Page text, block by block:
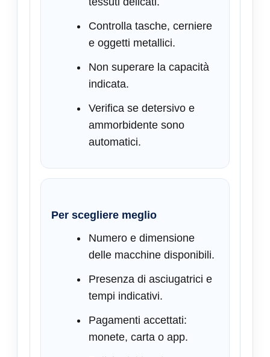
Controlla tasche, cerniere
e oggetti metallici.
Non superare la capacità
indicata.
Verifica se detersivo e
ammorbidente sono
automatici.
Per scegliere meglio
Numero e dimensione
delle macchine disponibili.
Presenza di asciugatrici e
tempi indicativi.
Pagamenti accettati:
monete, carta o app.